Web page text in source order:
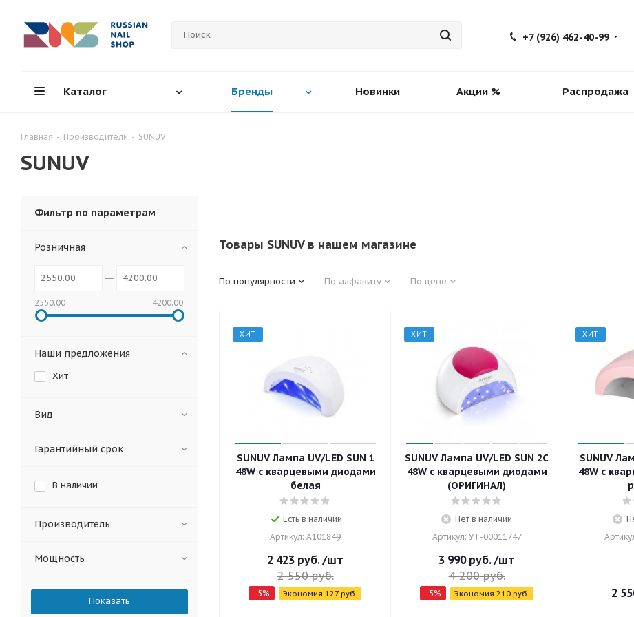
+7 (926) 462-40-99
Каталог Бренды Новинки Акции % Распродажа
Главная - Производители - SUNUV
SUNUV
Товары SUNUV в нашем магазине
По популярности По алфавиту По цене
ХИТ
SUNUV Лампа UV/LED SUN 1
48W с кварцевыми диодами
белая
Есть в наличии
Артикул: A101849
2 423 руб. /шт
2 550руб.
-5% Экономия 127 руб.
ХИТ
SUNUV Лампа UV/LED SUN 2C
48W с кварцевыми диодами
(ОРИГИНАЛ)
Нет в наличии
Артикул: УТ-00011747
3 990руб. /шт
4 200руб.
-5% Экономия 210руб.
ХИТ
SUNUV
48W с
2
Фильтр по параметрам
Розничная
2550.00 4200.00
Наши предложения
Хит
Вид
Гарантийный срок
В наличии
Производитель
Мощность